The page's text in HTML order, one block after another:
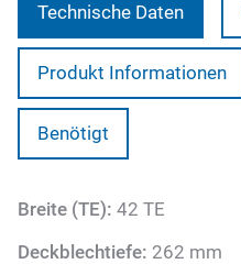
Technische Daten
Produkt Informationen
Benötigt
Breite (TE): 42 TE
Deckblechtiefe: 262 mm